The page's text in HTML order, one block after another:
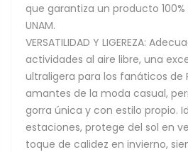
que garantiza un producto
UNAM.
VERSATILIDAD Y LIGEREZA:
actividades al aire libre, una
ultraligera para los fanáticos de
amantes de la moda casual,
gorra única y con estilo propio.
estaciones, protege del sol en
toque de calidez en invierno,